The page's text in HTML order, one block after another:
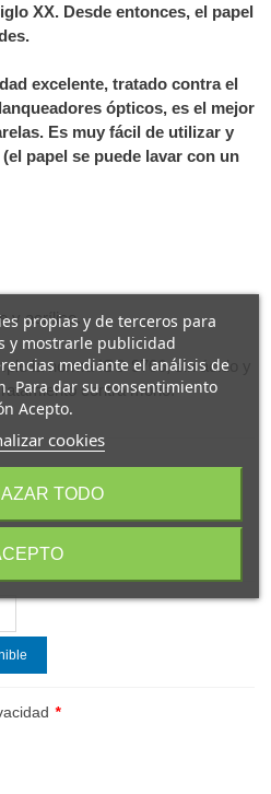
XX. Desde entonces, el papel
excelente, tratado contra el
ópticos, es el mejor
Es muy fácil de utilizar y
papel se puede lavar con un
y acrílico.
la norma ISO 9706, sin ácido y
contra moho.
Compartir
*
propias y de terceros para
y mostrarle publicidad
mediante el análisis de
Para dar su consentimiento
Acepto.
cookies
TODO